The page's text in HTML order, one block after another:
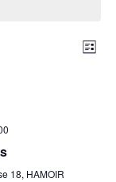
Liste
18, HAMOIR